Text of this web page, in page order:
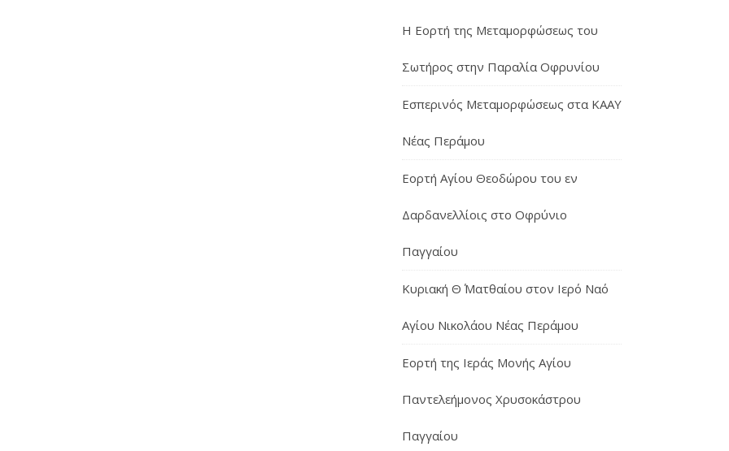
Η Εορτή της Μεταμορφώσεως του
Σωτήρος στην Παραλία Οφρυνίου
Εσπερινός Μεταμορφώσεως στα ΚΑΑΥ
Νέας Περάμου
Εορτή Αγίου Θεοδώρου του εν
Δαρδανελλίοις στο Οφρύνιο
Παγγαίου
Κυριακή Θ΄ Ματθαίου στον Ιερό Ναό
Αγίου Νικολάου Νέας Περάμου
Εορτή της Ιεράς Μονής Αγίου
Παντελεήμονος Χρυσοκάστρου
Παγγαίου